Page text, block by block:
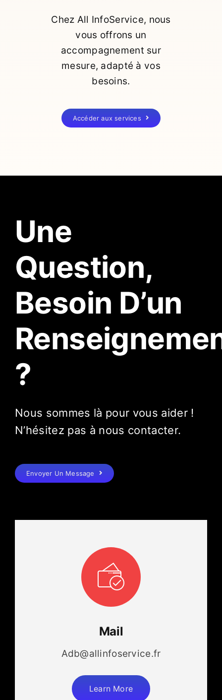
Chez All InfoService, nous
vous offrons un
accompagnement sur
mesure, adapté à vos
besoins.
Accéder aux services
Une
Question,
Besoin D’un
?
Nous sommes là pour vous aider !
N’hésitez pas à nous contacter.
Envoyer Un Message
Mail
Adb@allinfoservice.fr
Learn More